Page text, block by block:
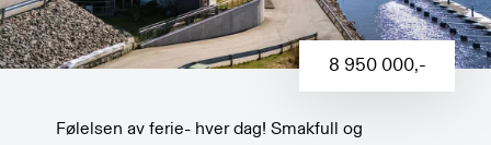
8 950 000,-
Følelsen av ferie- hver dag! Smakfull og